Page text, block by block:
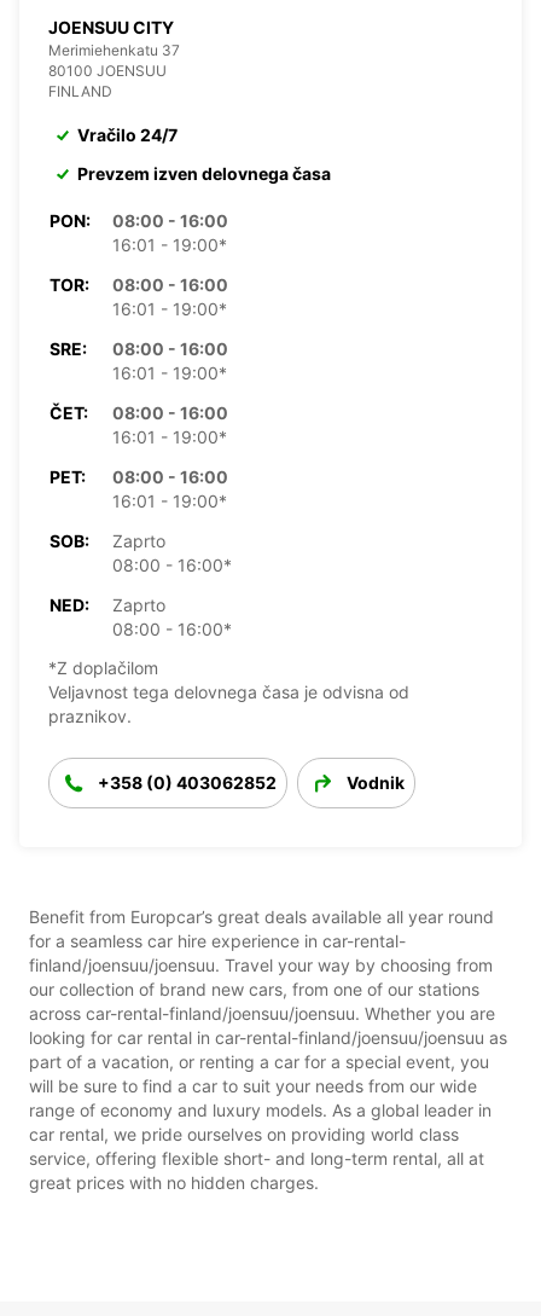
JOENSUU CITY
Merimiehenkatu 37
80100 JOENSUU
FINLAND
Vračilo 24/7
Prevzem izven delovnega časa
PON:
08:00 - 16:00
16:01 - 19:00*
TOR:
08:00 - 16:00
16:01 - 19:00*
SRE:
08:00 - 16:00
16:01 - 19:00*
ČET:
08:00 - 16:00
16:01 - 19:00*
PET:
08:00 - 16:00
16:01 - 19:00*
SOB:
Zaprto
08:00 - 16:00*
NED:
Zaprto
08:00 - 16:00*
*Z doplačilom
Veljavnost tega delovnega časa je odvisna od
praznikov.
+358 (0) 403062852 Vodnik
Benefit from Europcar’s great deals available all year round
for a seamless car hire experience in car-rental-
finland/joensuu/joensuu. Travel your way by choosing from
our collection of brand new cars, from one of our stations
across car-rental-finland/joensuu/joensuu. Whether you are
looking for car rental in car-rental-finland/joensuu/joensuu as
part of a vacation, or renting a car for a special event, you
will be sure to find a car to suit your needs from our wide
range of economy and luxury models. As a global leader in
car rental, we pride ourselves on providing world class
service, offering flexible short- and long-term rental, all at
great prices with no hidden charges.